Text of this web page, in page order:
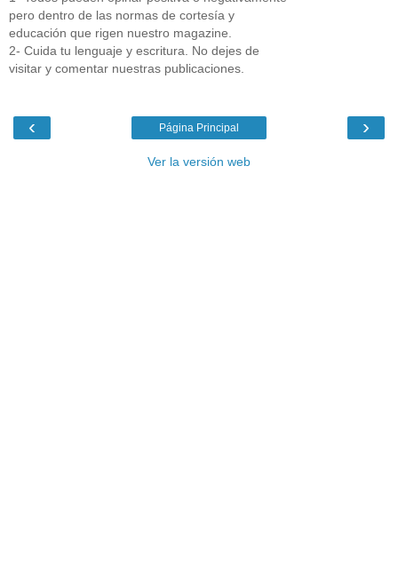
pero dentro de las normas de cortesía y
educación que rigen nuestro magazine.
2- Cuida tu lenguaje y escritura. No dejes de
visitar y comentar nuestras publicaciones.
‹ ›
Página Principal
Ver la versión web